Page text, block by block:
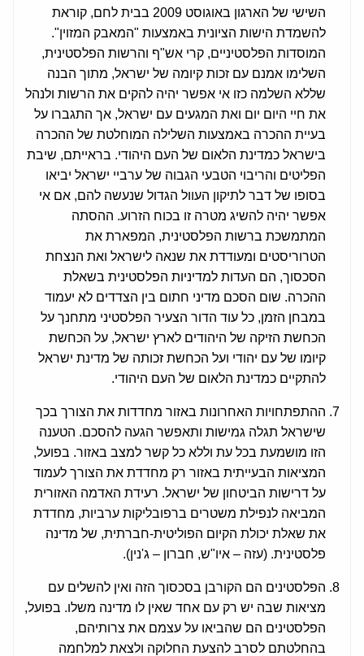
השישי של הארגון באוגוסט 2009 בבית לחם, קוראת
להשמדת הישות הציונית באמצעות "המאבק המזוין".
המוסדות הפלסטיניים, קרי אש"ף והרשות הפלסטינית,
השלימו אמנם עם זכות קיומה של ישראל, מתוך הבנה
שללא השלמה כזו אי אפשר יהיה להקים את הרשות ולנהל
את חיי היום יום ואת המגעים עם ישראל, אך התגברו על
בעיית ההכרה באמצעות השלילה המוחלטת של ההכרה
בישראל כמדינת הלאום של העם היהודי. בראייתם, שיבת
הפליטים והריבוי הטבעי הגבוה של ערביי ישראל יביאו
בסופו של דבר לתיקון העוול הגדול שנעשה להם, אם אי
אפשר יהיה להשיג מטרה זו בכוח הזרוע. ההסתה
המתמשכת ברשות הפלסטינית, המפארת את
הטרוריסטים ומעודדת את שנאה לישראל ואת הנצחת
הסכסוך, הם העדות למדיניות הפלסטינית בשאלת
ההכרה. שום הסכם מדיני חתום בין הצדדים לא יעמוד
במבחן הזמן, כל עוד הדור הצעיר הפלסטיני מתחנך על
הכחשת הזיקה של היהודים לארץ ישראל, על הכחשת
קיומו של עם יהודי ועל הכחשת זכותה של מדינת ישראל
להתקיים כמדינת הלאום של העם היהודי.
ההתפתחויות האחרונות באזור מחדדות את הצורך בכך
שישראל תגלה גמישות ותאפשר הגעה להסכם. הטענה
הזו מושמעת בכל עת וללא כל קשר למצב באזור. בפועל,
המציאות הבעייתית באזור רק מחדדת את הצורך לעמוד
על דרישות הביטחון של ישראל. רעידת האדמה האזורית
המביאה לנפילת משטרים ברפובליקות ערביות, מחדדת
את שאלת יכולת הקיום הפוליטית-חברתית, של מדינה
פלסטינית. (עזה – איו"ש, חברון – ג'נין).
הפלסטינים הם הקורבן בסכסוך הזה ואין להשלים עם
מציאות שבה יש רק עם אחד שאין לו מדינה משלו. בפועל,
הפלסטינים הם שהביאו על עצמם את צרותיהם,
בהחלטתם לסרב להצעת החלוקה ולצאת למלחמה